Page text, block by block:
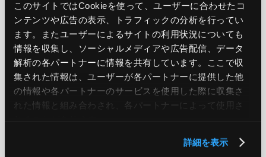
このサイトではCookieを使って、ユーザーに合わせたコ
ンテンツや広告の表示、トラフィックの分析を行ってい
ます。またユーザーによるサイトの利用状況についても
情報を収集し、ソーシャルメディアや広告配信、データ
解析の各パートナーに情報を共有しています。ここで収
集された情報は、ユーザーが各パートナーに提供した他
の情報や各パートナーのサービスを使用した際に収集さ
れた情報と組み合わされ、各パートナーによって使用さ
詳細を表示
PREV NEXT
BACK TO LIST
CATEGORY